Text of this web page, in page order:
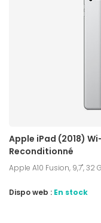
Apple iPad (2018)
Reconditionné
Apple A10 Fusion, 9,7", 32
Dispo web : En stock